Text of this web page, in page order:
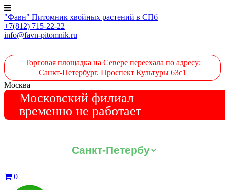
"Фавн" Питомник хвойных растений в СПб
+7(812) 715-22-22
info@favn-pitomnik.ru
Торговая площадка на Севере переехала по адресу:
Санкт-Петербург. Проспект Культуры 63с1
Москва
Московский филиал
временно не работает
0